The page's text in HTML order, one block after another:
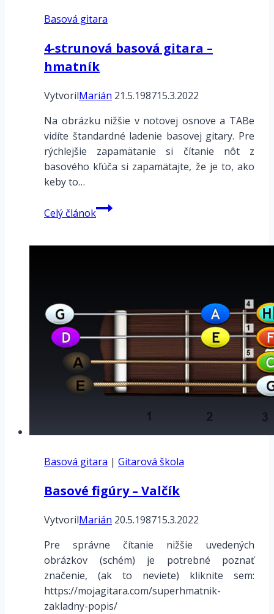
Basová gitara
4-strunová basová gitara –
hmatník
VytvorilMarián 21.5.198715.3.2022
Na obrázku nižšie v notovej osnove a TABe
vidíte štandardné ladenie basovej gitary. Pre
rýchlejšie zapamätanie si čítanie nôt z
basového kľúča si zapamätajte, že je to, ako
keby to…
Celý článok4-
strunová
Basová gitara | Gitarová škola
Basové figúry – Valčík
VytvorilMarián 20.5.198715.3.2022
Pre správne čítanie nižšie uvedených
obrázkov (schém) je potrebné poznať
značenie, (ak to neviete) kliknite sem:
https://mojagitara.com/superhmatnik-
zakladny-popis/